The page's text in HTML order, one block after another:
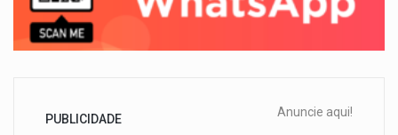
PUBLICIDADE Anuncie aqui!